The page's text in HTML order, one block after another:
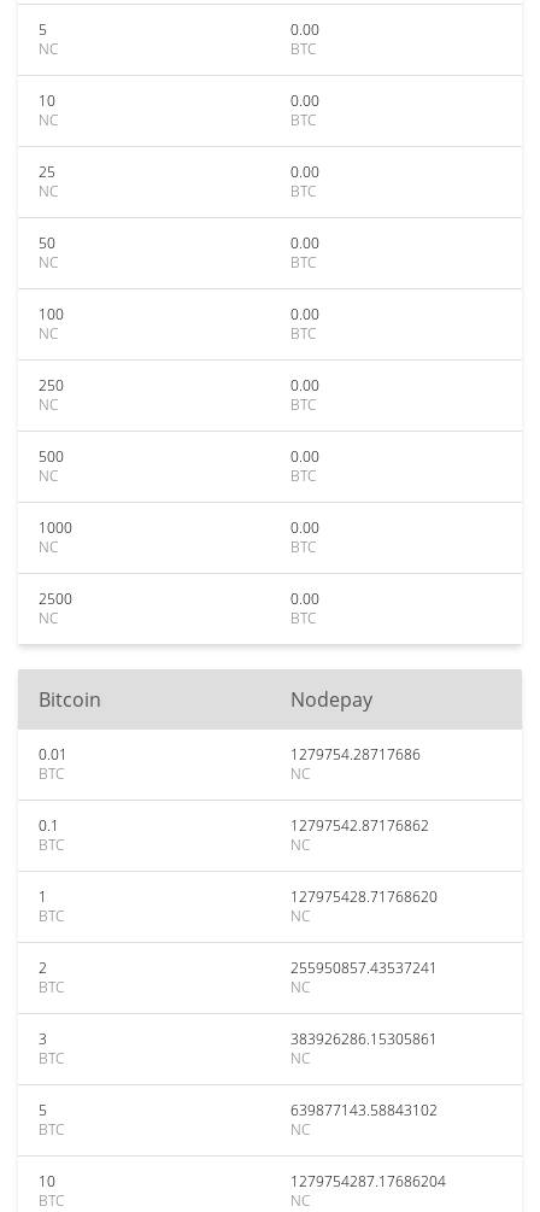
5
NC
0.00
BTC
10
NC
0.00
BTC
25
NC
0.00
BTC
50
NC
0.00
BTC
100
NC
0.00
BTC
250
NC
0.00
BTC
500
NC
0.00
BTC
1000
NC
0.00
BTC
2500
NC
0.00
BTC
Bitcoin Nodepay
0.01
BTC
1279754.28717686
NC
0.1
BTC
12797542.87176862
NC
1
BTC
127975428.71768620
NC
2
BTC
255950857.43537241
NC
3
BTC
383926286.15305861
NC
5
BTC
639877143.58843102
NC
10
BTC
1279754287.17686204
NC